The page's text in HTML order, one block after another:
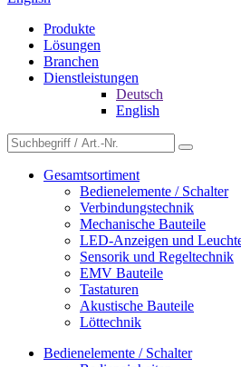
Produkte
Lösungen
Branchen
Dienstleistungen
Deutsch
English
Gesamtsortiment
Bedienelemente / Schalter
Verbindungstechnik
Mechanische Bauteile
LED-Anzeigen und
Sensorik und Regeltechnik
EMV Bauteile
Tastaturen
Akustische Bauteile
Löttechnik
Bedienelemente / Schalter